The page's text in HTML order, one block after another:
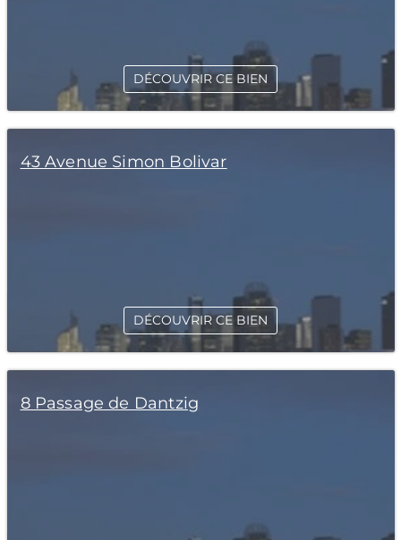
DÉCOUVRIR CE BIEN
43 Avenue Simon Bolivar
DÉCOUVRIR CE BIEN
8 Passage de Dantzig